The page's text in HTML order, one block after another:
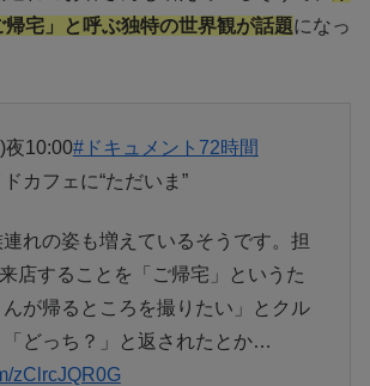
帰宅」と呼ぶ独特の世界観が話題になっ
夜10:00#ドキュメント72時間
カフェに“ただいま”
れの姿も増えているそうです。担
店することを「ご帰宅」というた
が帰るところを撮りたい」とクル
「どっち？」と返されたとか…
zClrcJQR0G